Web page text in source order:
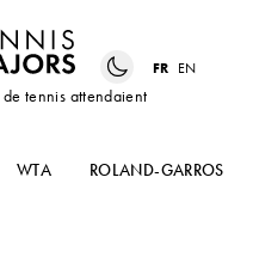
de tennis attendaient
FR EN
WTA ROLAND-GARROS